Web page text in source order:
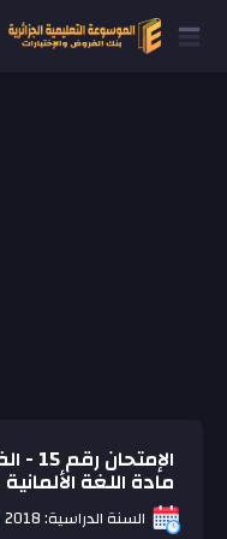
مادة اللغة
السنة الدراسية: 2018